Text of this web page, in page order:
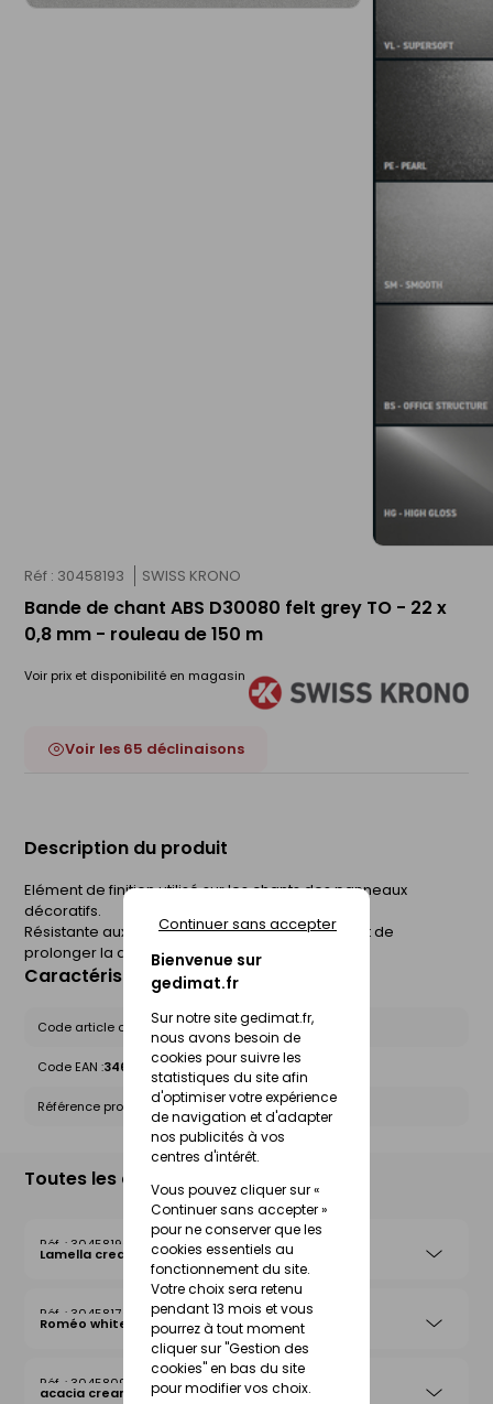
Bienvenue sur
gedimat.fr
Sur notre site gedimat.fr,
nous avons besoin de
cookies pour suivre les
statistiques du site afin
d'optimiser votre expérience
de navigation et d'adapter
nos publicités à vos
centres d'intérêt.
Vous pouvez cliquer sur «
Continuer sans accepter »
pour ne conserver que les
cookies essentiels au
fonctionnement du site.
Votre choix sera retenu
pendant 13 mois et vous
pourrez à tout moment
cliquer sur "Gestion des
cookies" en bas du site
pour modifier vos choix.
Continuer sans accepter
Réf : 30458193 SWISS KRONO
Bande de chant ABS D30080 felt grey TO - 22 x
0,8 mm - rouleau de 150 m
Voir prix et disponibilité en magasin
Voir les 65 déclinaisons
Description du produit
Elément de finition utilisé sur les chants des panneaux
décoratifs.
Résistante aux chocs, la bande de chant permet de
prolonger la durée de vie du panneau.
Caractéristiques du produit
Code article chez le fournisseur : 10346917
Code EAN :3464186250654
Référence produit nationale Gedimat :30458193
Toutes les déclinaisons
30458190
Lamella cream
30458174
Roméo white
30458092
acacia cream